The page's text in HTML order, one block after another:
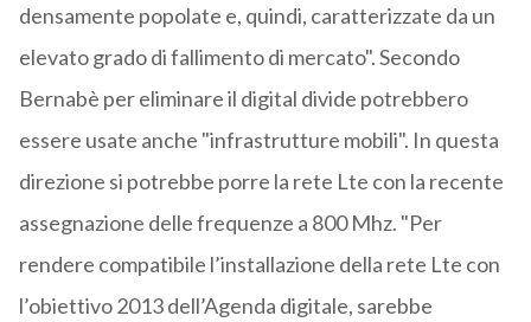
densamente popolate e, quindi, caratterizzate da un
elevato grado di fallimento di mercato". Secondo
Bernabè per eliminare il digital divide potrebbero
essere usate anche "infrastrutture mobili". In questa
direzione si potrebbe porre la rete Lte con la recente
assegnazione delle frequenze a 800 Mhz. "Per
rendere compatibile l’installazione della rete Lte con
l’obiettivo 2013 dell’Agenda digitale, sarebbe